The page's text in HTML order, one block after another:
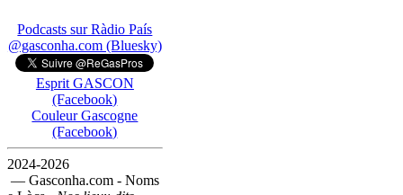
Podcasts sur Ràdio País
@gasconha.com (Bluesky)
Esprit GASCON
(Facebook)
Couleur Gascogne
(Facebook)
2024-2026
— Gasconha.com - Noms